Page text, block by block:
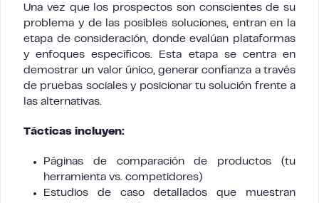
Una vez que los prospectos son conscientes de su
problema y de las posibles soluciones, entran en la
etapa de consideración, donde evalúan plataformas
y enfoques específicos. Esta etapa se centra en
demostrar un valor único, generar confianza a través
de pruebas sociales y posicionar tu solución frente a
las alternativas.
Tácticas incluyen:
Páginas de comparación de productos (tu
herramienta vs. competidores)
Estudios de caso detallados que muestran